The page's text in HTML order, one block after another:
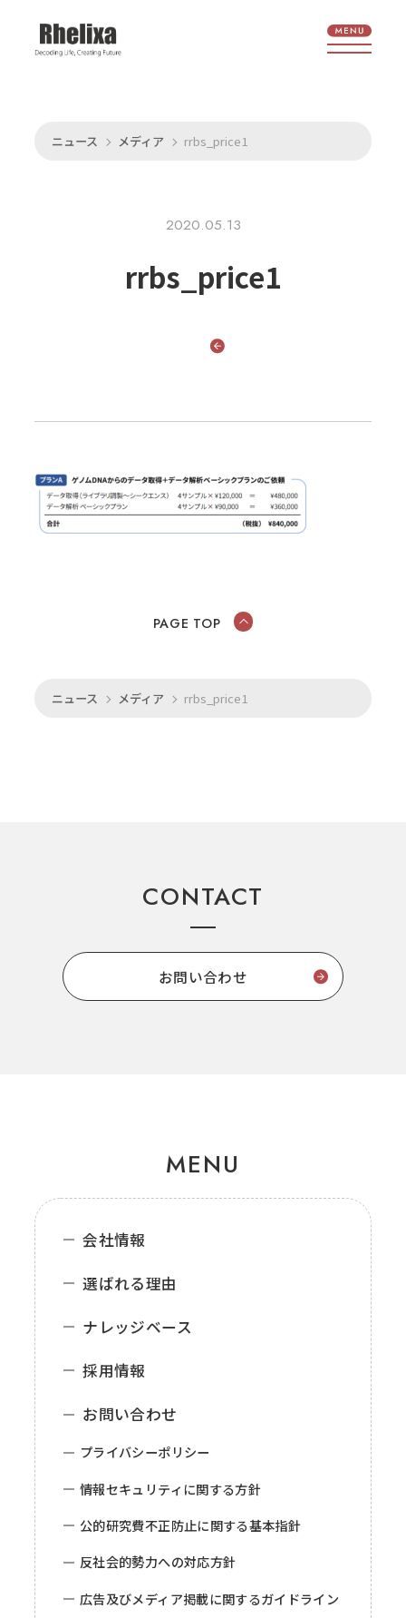
ニュース メディア rrbs_price1
2020.05.13
rrbs_price1
ニュース メディア rrbs_price1
PAGE TOP
CONTACT
お問い合わせ
MENU
会社情報
選ばれる理由
ナレッジベース
採用情報
お問い合わせ
プライバシーポリシー
情報セキュリティに関する方針
公的研究費不正防止に関する基本指針
反社会的勢力への対応方針
広告及びメディア掲載に関するガイドライン